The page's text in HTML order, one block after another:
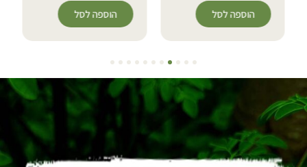
הוספה לסל הוספה לסל